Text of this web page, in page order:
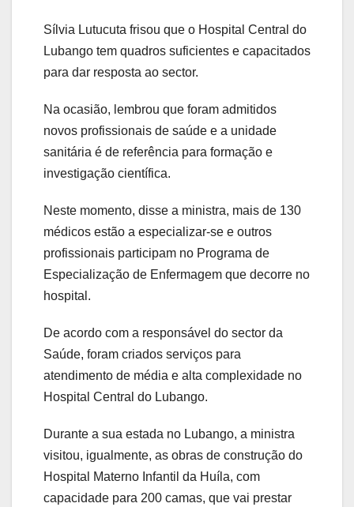
Sílvia Lutucuta frisou que o Hospital Central do
Lubango tem quadros suficientes e capacitados
para dar resposta ao sector.
Na ocasião, lembrou que foram admitidos
novos profissionais de saúde e a unidade
sanitária é de referência para formação e
investigação científica.
Neste momento, disse a ministra, mais de 130
médicos estão a especializar-se e outros
profissionais participam no Programa de
Especialização de Enfermagem que decorre no
hospital.
De acordo com a responsável do sector da
Saúde, foram criados serviços para
atendimento de média e alta complexidade no
Hospital Central do Lubango.
Durante a sua estada no Lubango, a ministra
visitou, igualmente, as obras de construção do
Hospital Materno Infantil da Huíla, com
capacidade para 200 camas, que vai prestar